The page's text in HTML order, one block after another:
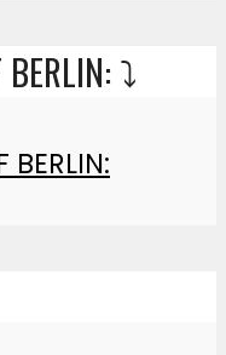
BERLIN: ⤵️